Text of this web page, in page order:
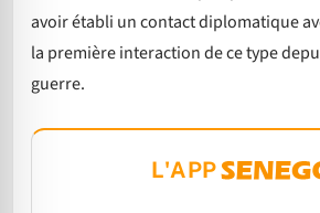
avoir établi un contact diplomatique
la première interaction de ce type
guerre.
L'APP